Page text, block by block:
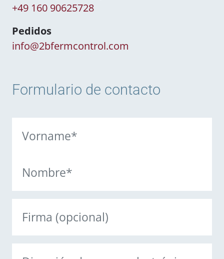
Formulario de contacto
Apellidos
+49 160 90625728
Pedidos
info@2bfermcontrol.com